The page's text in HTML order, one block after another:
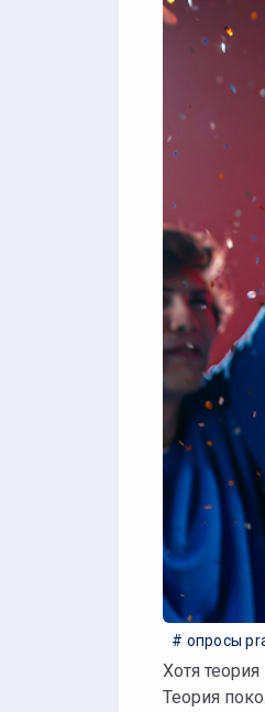
# опросы
Хотя теория поколений Штрауса — Хау изначально описывала американское общество, она стала популярна и у нас. Почему?
Теория